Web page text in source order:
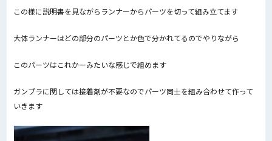
この様に説明書を見ながらランナーからパーツを切って組み立てます
大体ランナーはどの部分のパーツとか色で分かれてるのでやりながら
このパーツはこれかーみたいな感じで組めます
ガンプラに関しては接着剤が不要なのでパーツ同士を組み合わせて作って
いきます